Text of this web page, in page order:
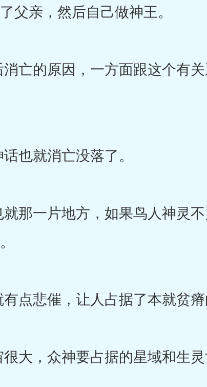
父亲，然后自己做神王。
的原因，一方面跟这个有关
就消亡没落了。
一片地方，如果鸟人神灵不
悲催，让人占据了本就贫瘠
，众神要占据的星域和生灵